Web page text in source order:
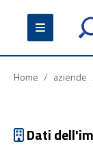
Partita
Iva
Codice
Fiscale
Home / aziende
Dati